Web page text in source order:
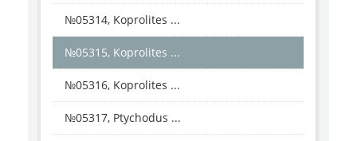
№05314, Koprolites ...
№05315, Koprolites ...
№05316, Koprolites ...
№05317, Ptychodus ...